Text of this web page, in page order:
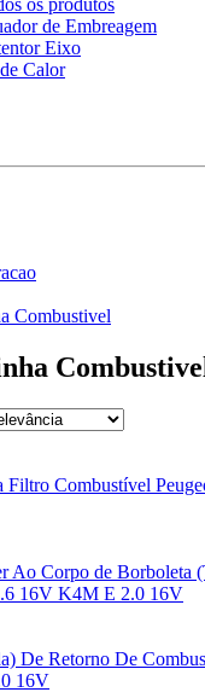
os produtos
de Embreagem
Eixo
Calor
Combustivel
Filtro Combustível
Ao Corpo de Borboleta
16V K4M E 2.0 16V
De Retorno De
16V